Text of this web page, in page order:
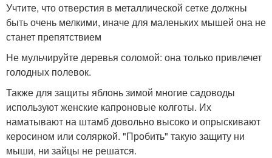
Учтите, что отверстия в металлической сетке должны
быть очень мелкими, иначе для маленьких мышей она не
станет препятствием
Не мульчируйте деревья соломой: она только привлечет
голодных полевок.
Также для защиты яблонь зимой многие садоводы
используют женские капроновые колготы. Их
наматывают на штамб довольно высоко и опрыскивают
керосином или соляркой. "Пробить" такую защиту ни
мыши, ни зайцы не решатся.